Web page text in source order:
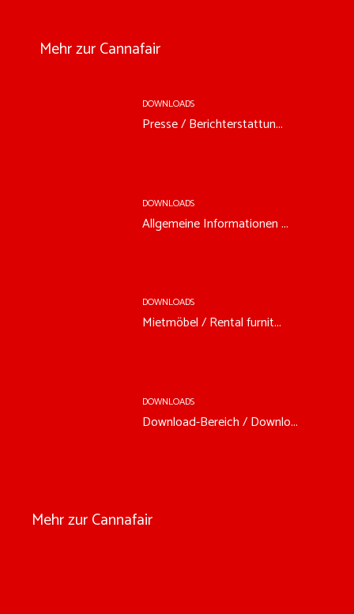
Mehr zur Cannafair
DOWNLOADS
Presse / Berichterstattun...
DOWNLOADS
Allgemeine Informationen ...
DOWNLOADS
Mietmöbel / Rental furnit...
DOWNLOADS
Download-Bereich / Downlo...
Mehr zur Cannafair